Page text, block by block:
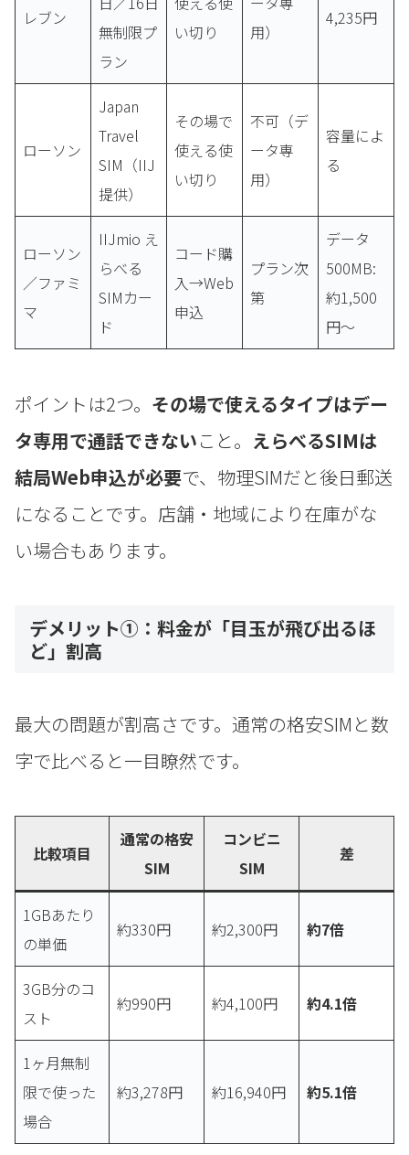
レブン
無制限プ
ラン
い切り
用）
4,235円
ローソン
Japan
Travel
SIM（IIJ
提供）
その場で
使える使
い切り
不可（デ
ータ専
用）
容量によ
る
ローソン
／ファミ
マ
IIJmio え
らべる
SIMカー
ド
コード購
入→Web
申込
プラン次
第
データ
500MB:
約1,500
円〜
ポイントは2つ。 その場で使えるタイプはデー
タ専用で通話できないこと。 えらべるSIMは
結局Web申込が必要で、物理SIMだと後日郵送
になることです。店舗・地域により在庫がな
い場合もあります。
デメリット①：料金が「目玉が飛び出るほ
ど」割高
最大の問題が割高さです。通常の格安SIMと数
字で比べると一目瞭然です。
比較項目
通常の格安
SIM
コンビニ
SIM
差
1GBあたり
の単価
約330円 約2,300円 約7倍
3GB分のコ
スト
約990円 約4,100円 約4.1倍
1ヶ月無制
限で使った
場合
約3,278円 約16,940円 約5.1倍